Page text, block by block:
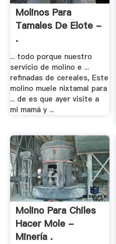
Molinos Para
Tamales De Elote -
.
... todo porque nuestro
servicio de molino e ...
refinadas de cereales, Este
molino muele nixtamal para
... de es que ayer visite a
mi mamá y ...
Molino Para Chiles
Hacer Mole -
Minería .